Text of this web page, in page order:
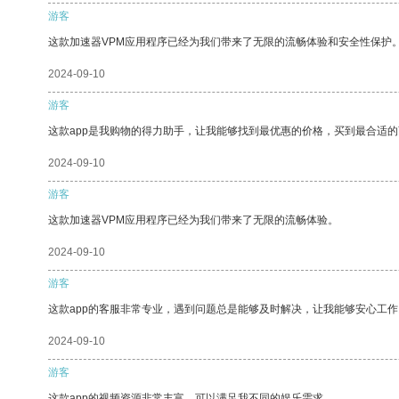
游客
这款加速器VPM应用程序已经为我们带来了无限的流畅体验和安全性保护。
2024-09-10
游客
这款app是我购物的得力助手，让我能够找到最优惠的价格，买到最合适的
2024-09-10
游客
这款加速器VPM应用程序已经为我们带来了无限的流畅体验。
2024-09-10
游客
这款app的客服非常专业，遇到问题总是能够及时解决，让我能够安心工作
2024-09-10
游客